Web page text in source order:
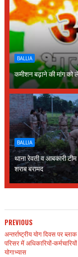
BALLIA
कमीशन बढ़ाने की मांग को
BALLIA
थाना रेवती व आबकारी
शराब बरामद
PREVIOUS
अन्तर्राष्ट्रीय योग दिवस पर
परिसर में अधिकारियों-
योगाभ्यास